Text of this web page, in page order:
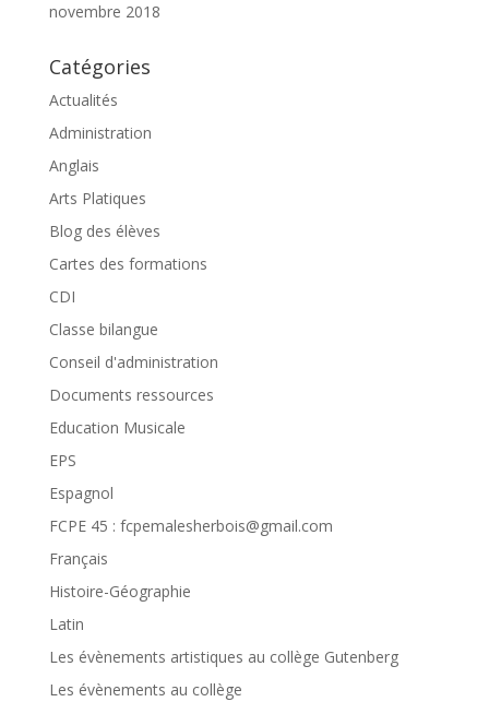
novembre 2018
Catégories
Actualités
Administration
Anglais
Arts Platiques
Blog des élèves
Cartes des formations
CDI
Classe bilangue
Conseil d'administration
Documents ressources
Education Musicale
EPS
Espagnol
FCPE 45 : fcpemalesherbois@gmail.com
Français
Histoire-Géographie
Latin
Les évènements artistiques au collège Gutenberg
Les évènements au collège